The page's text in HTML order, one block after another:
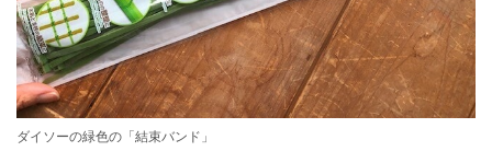
ダイソーの緑色の「結束バンド」